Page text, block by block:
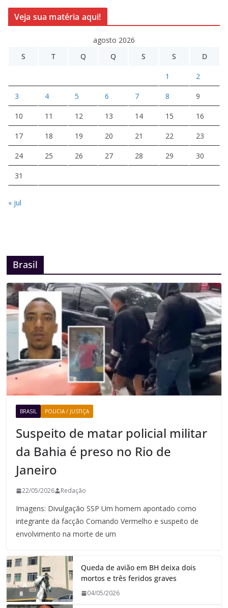
Veja sua matéria aqui!
agosto 2026
S
T Q Q S S D
1 2
3 4 5 6 7 8 9
10 11 12 13 14 15 16
17 18 19 20 21 22 23
24 25 26 27 28 29 30
31
« jul
Brasil
BRASIL POLICIA / JUSTIÇA
Suspeito de matar policial militar
da Bahia é preso no Rio de
Janeiro
22/05/2026 Redação
Imagens: Divulgação SSP Um homem apontado como
integrante da facção Comando Vermelho e suspeito de
envolvimento na morte de um
Queda de avião em BH deixa dois
mortos e três feridos graves
04/05/2026